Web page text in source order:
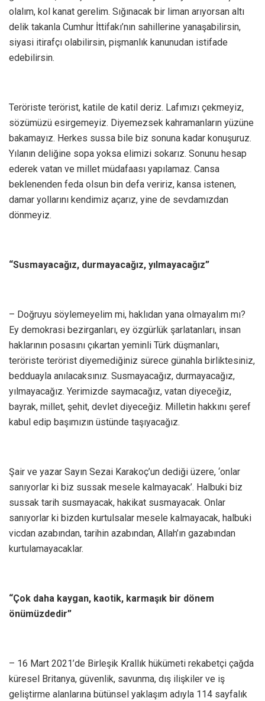
olalım, kol kanat gerelim. Sığınacak bir liman arıyorsan altı
delik takanla Cumhur İttifakı’nın sahillerine yanaşabilirsin,
siyasi itirafçı olabilirsin, pişmanlık kanunudan istifade
edebilirsin.
Teröriste terörist, katile de katil deriz. Lafımızı çekmeyiz,
sözümüzü esirgemeyiz. Diyemezsek kahramanların yüzüne
bakamayız. Herkes sussa bile biz sonuna kadar konuşuruz.
Yılanın deliğine sopa yoksa elimizi sokarız. Sonunu hesap
ederek vatan ve millet müdafaası yapılamaz. Cansa
beklenenden feda olsun bin defa veririz, kansa istenen,
damar yollarını kendimiz açarız, yine de sevdamızdan
dönmeyiz.
“Susmayacağız, durmayacağız, yılmayacağız”
– Doğruyu söylemeyelim mi, haklıdan yana olmayalım mı?
Ey demokrasi bezirganları, ey özgürlük şarlatanları, insan
haklarının posasını çıkartan yeminli Türk düşmanları,
teröriste terörist diyemediğiniz sürece günahla birliktesiniz,
bedduayla anılacaksınız. Susmayacağız, durmayacağız,
yılmayacağız. Yerimizde saymacağız, vatan diyeceğiz,
bayrak, millet, şehit, devlet diyeceğiz. Milletin hakkını şeref
kabul edip başımızın üstünde taşıyacağız.
Şair ve yazar Sayın Sezai Karakoç’un dediği üzere, ‘onlar
sanıyorlar ki biz sussak mesele kalmayacak’. Halbuki biz
sussak tarih susmayacak, hakikat susmayacak. Onlar
sanıyorlar ki bizden kurtulsalar mesele kalmayacak, halbuki
vicdan azabından, tarihin azabından, Allah’ın gazabından
kurtulamayacaklar.
“Çok daha kaygan, kaotik, karmaşık bir dönem
önümüzdedir”
– 16 Mart 2021’de Birleşik Krallık hükümeti rekabetçi çağda
küresel Britanya, güvenlik, savunma, dış ilişkiler ve iş
geliştirme alanlarına bütünsel yaklaşım adıyla 114 sayfalık